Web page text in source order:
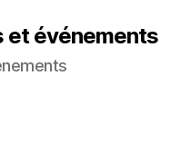
et événements